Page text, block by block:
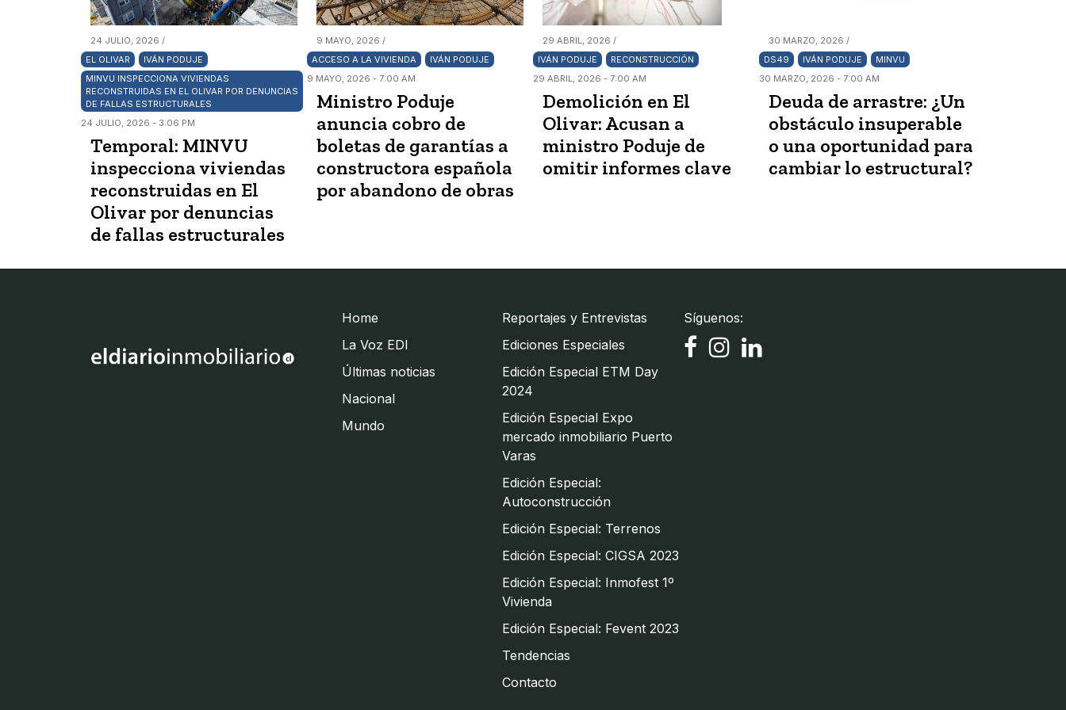
24 JULIO, 2026 /
EL OLIVAR
IVÁN PODUJE
MINVU INSPECCIONA VIVIENDAS
RECONSTRUIDAS EN EL OLIVAR POR DENUNCIAS
DE FALLAS ESTRUCTURALES
24 JULIO, 2026 - 3:06 PM
Temporal: MINVU
inspecciona viviendas
reconstruidas en El
Olivar por denuncias
de fallas estructurales
9 MAYO, 2026 /
ACCESO A LA VIVIENDA
IVÁN PODUJE
9 MAYO, 2026 - 7:00 AM
Ministro Poduje
anuncia cobro de
boletas de garantías a
constructora española
por abandono de obras
29 ABRIL, 2026 /
IVÁN PODUJE
RECONSTRUCCIÓN
29 ABRIL, 2026 - 7:00 AM
Demolición en El
Olivar: Acusan a
ministro Poduje de
omitir informes clave
30 MARZO, 2026 /
DS49
IVÁN PODUJE
MINVU
30 MARZO, 2026 - 7:00 AM
Deuda de arrastre: ¿Un
obstáculo insuperable
o una oportunidad para
cambiar lo estructural?
Home
La Voz EDI
Últimas noticias
Nacional
Mundo
Reportajes y Entrevistas
Ediciones Especiales
Edición Especial ETM Day
2024
Edición Especial Expo
mercado inmobiliario Puerto
Varas
Edición Especial:
Autoconstrucción
Edición Especial: Terrenos
Edición Especial: CIGSA 2023
Edición Especial: Inmofest 1º
Vivienda
Edición Especial: Fevent 2023
Tendencias
Contacto
Síguenos: